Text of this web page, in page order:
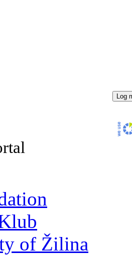
of Žilina